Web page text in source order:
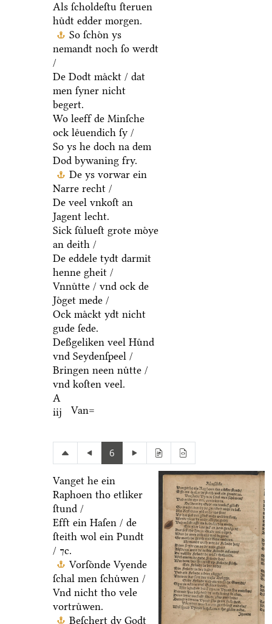
Als ſcholdeſtu ſteruen
huͤdt edder morgen.
So ſchoͤn ys
nemandt noch ſo werdt
/
De Dodt maͤckt / dat
men ſyner nicht
begert.
Wo leeff de Minſche
ock leͤuendich ſy /
So ys he doch na dem
Dod bywaning fry.
De ys vorwar ein
Narre recht /
De veel vnkoſt an
Jagent lecht.
Sick ſuͤlueſt grote moͤye
an deith /
De eddele tydt darmit
henne gheit /
Vnnuͤtte / vnd ock de
Joͤget mede /
Ock maͤckt ydt nicht
gude ſede.
Deßgeliken veel Huͤnd
vnd Seydenſpeel /
Bringen neen nuͤtte /
vnd koſten veel.
A
iij
Van=
6
Vanget he ein
Raphoen tho etliker
ſtund /
Efft ein Haſen / de
ſteith wol ein Pundt
/ ⁊c.
Vorſoͤnde Vyende
ſchal men ſchuͤwen /
Vnd nicht tho vele
vortruͤwen.
Beſchert dy Godt